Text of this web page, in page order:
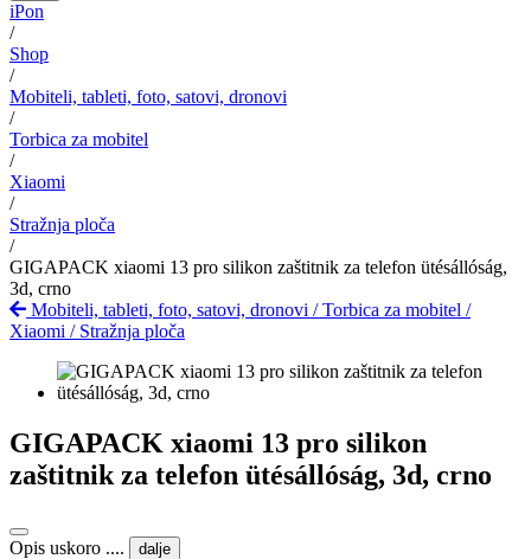
iPon
/
Shop
/
Mobiteli, tableti, foto, satovi, dronovi
/
Torbica za mobitel
/
Xiaomi
/
Stražnja ploča
/
GIGAPACK xiaomi 13 pro silikon zaštitnik za telefon ütésállóság,
3d, crno
Mobiteli, tableti, foto, satovi, dronovi /Torbica za mobitel /
Xiaomi / Stražnja ploča
GIGAPACK xiaomi 13 pro silikon
zaštitnik za telefon ütésállóság, 3d, crno
Opis uskoro .... dalje